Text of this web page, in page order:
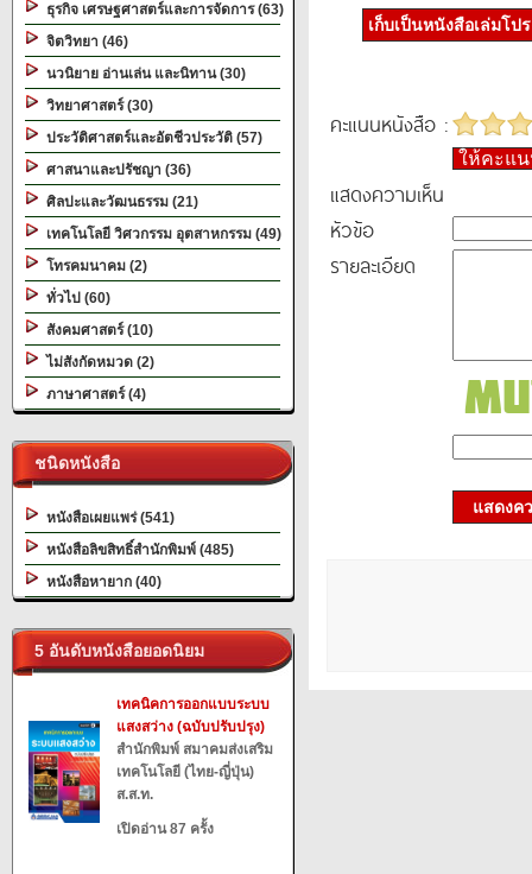
ธุรกิจ เศรษฐศาสตร์และการจัดการ (63)
จิตวิทยา (46)
นวนิยาย อ่านเล่น และนิทาน (30)
วิทยาศาสตร์ (30)
ประวัติศาสตร์และอัตชีวประวัติ (57)
ศาสนาและปรัชญา (36)
ศิลปะและวัฒนธรรม (21)
เทคโนโลยี วิศวกรรม อุตสาหกรรม (49)
โทรคมนาคม (2)
ทั่วไป (60)
สังคมศาสตร์ (10)
ไม่สังกัดหมวด (2)
ภาษาศาสตร์ (4)
ชนิดหนังสือ
หนังสือเผยแพร่ (541)
หนังสือลิขสิทธิ์สำนักพิมพ์ (485)
หนังสือหายาก (40)
5 อันดับหนังสือยอดนิยม
เทคนิคการออกแบบระบบ
แสงสว่าง (ฉบับปรับปรุง)
สำนักพิมพ์ สมาคมส่งเสริม
เทคโนโลยี (ไทย-ญี่ปุ่น)
ส.ส.ท.
เปิดอ่าน 87 ครั้ง
เก็บเป็นหนังสือเล่มโป
คะแนนหนังสือ :
ให้คะแ
แสดงความเห็น
หัวข้อ
รายละเอียด
แสดงค